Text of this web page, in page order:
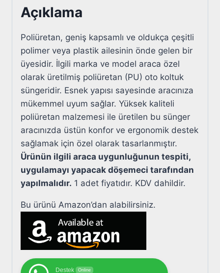
Açıklama
Poliüretan, geniş kapsamlı ve oldukça çeşitli
polimer veya plastik ailesinin önde gelen bir
üyesidir. İlgili marka ve model araca özel
olarak üretilmiş poliüretan (PU) oto koltuk
süngeridir. Esnek yapısı sayesinde aracınıza
mükemmel uyum sağlar. Yüksek kaliteli
poliüretan malzemesi ile üretilen bu sünger
aracınızda üstün konfor ve ergonomik destek
sağlamak için özel olarak tasarlanmıştır.
Ürünün ilgili araca uygunluğunun tespiti,
uygulamayı yapacak döşemeci tarafından
yapılmalıdır. 1 adet fiyatıdır. KDV dahildir.
Bu ürünü Amazon’dan alabilirsiniz.
Destek Online